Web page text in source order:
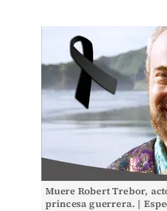
Muere Robert Trebor,
princesa guerrera. |